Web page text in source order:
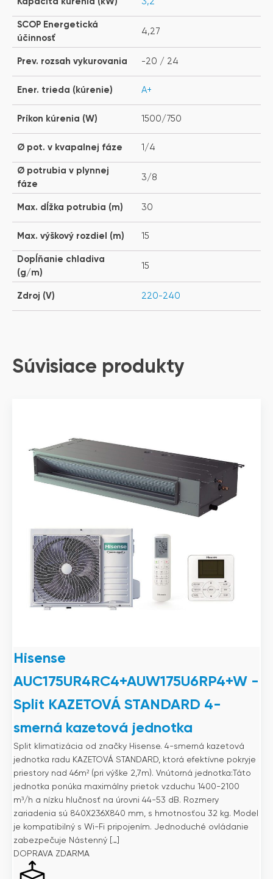
SCOP Energetická
účinnosť
4,27
Prev. rozsah vykurovania -20 / 24
Ener. trieda (kúrenie) A+
Príkon kúrenia (W) 1500/750
Ø pot. v kvapalnej fáze 1/4
Ø potrubia v plynnej
fáze
3/8
Max. dĺžka potrubia (m) 30
Max. výškový rozdiel (m) 15
Dopĺňanie chladiva
(g/m)
15
Zdroj (V) 220-240
Súvisiace produkty
Hisense
AUC175UR4RC4+AUW175U6RP4+W -
Split KAZETOVÁ STANDARD 4-
smerná kazetová jednotka
Split klimatizácia od značky Hisense. 4-smerná kazetová
jednotka radu KAZETOVÁ STANDARD, ktorá efektívne pokryje
priestory nad 46m² (pri výške 2,7m). Vnútorná jednotka:Táto
jednotka ponúka maximálny prietok vzduchu 1400-2100
m³/h a nízku hlučnosť na úrovni 44-53 dB. Rozmery
zariadenia sú 840X236X840 mm, s hmotnosťou 32 kg. Model
je kompatibilný s Wi-Fi pripojením. Jednoduché ovládanie
zabezpečuje Nástenný […]
DOPRAVA ZDARMA